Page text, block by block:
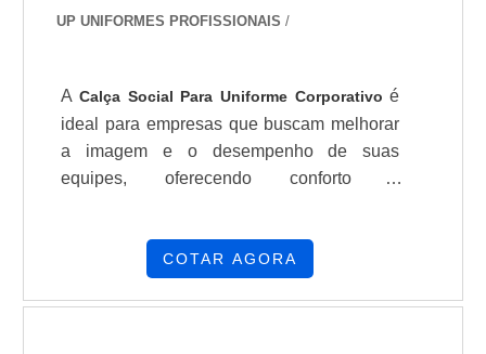
UP UNIFORMES PROFISSIONAIS /
ACalça Social Para Uniforme Corporativoé
ideal para empresas que buscam melhorar
a imagem e o desempenho de suas
equipes, oferecendo conforto e
profissionalismo e confiança.
COTAR AGORA